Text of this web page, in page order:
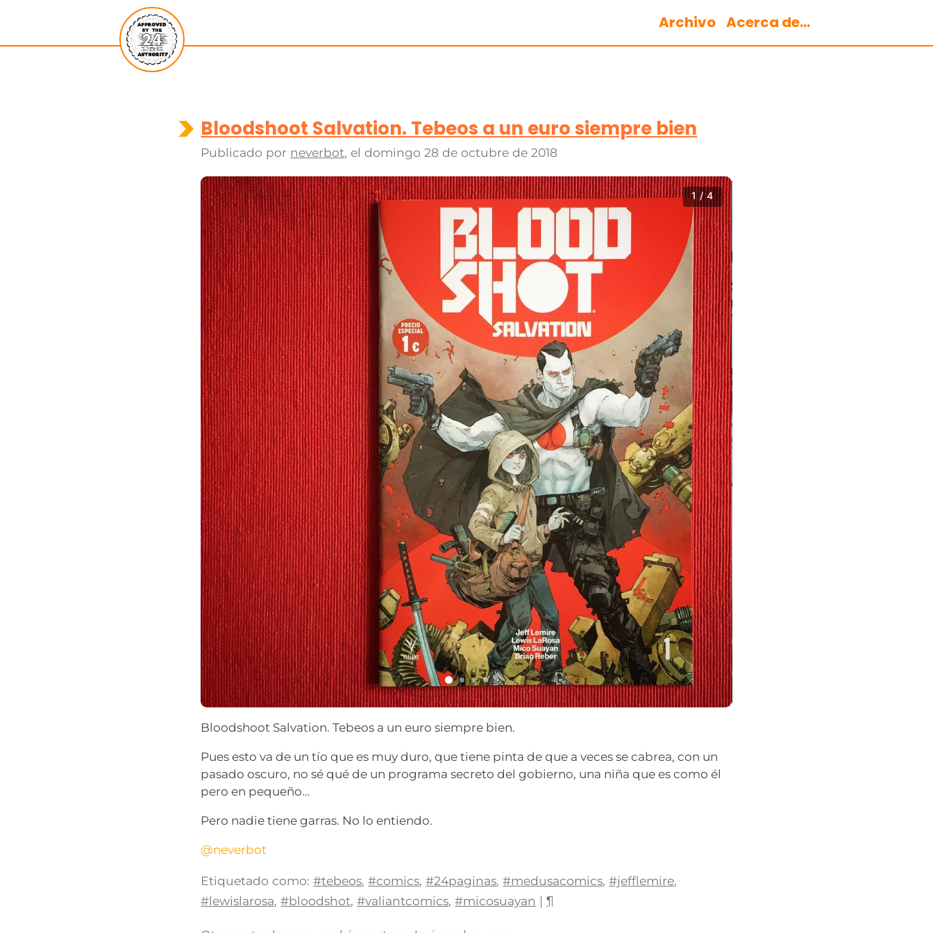
Archivo Acerca de...
Bloodshoot Salvation. Tebeos a un euro siempre bien
Publicado por neverbot, eldomingo 28 de octubre de 2018
1 / 4
Bloodshoot Salvation. Tebeos a un euro siempre bien.
Pues esto va de un tío que es muy duro, que tiene pinta de que a veces se cabrea, con un
pasado oscuro, no sé qué de un programa secreto del gobierno, una niña que es como él
pero en pequeño…
Pero nadie tiene garras. No lo entiendo.
@neverbot
Etiquetado como: #tebeos,#comics,#24paginas,#medusacomics,#jefflemire,
#lewislarosa,#bloodshot,#valiantcomics,#micosuayan |¶